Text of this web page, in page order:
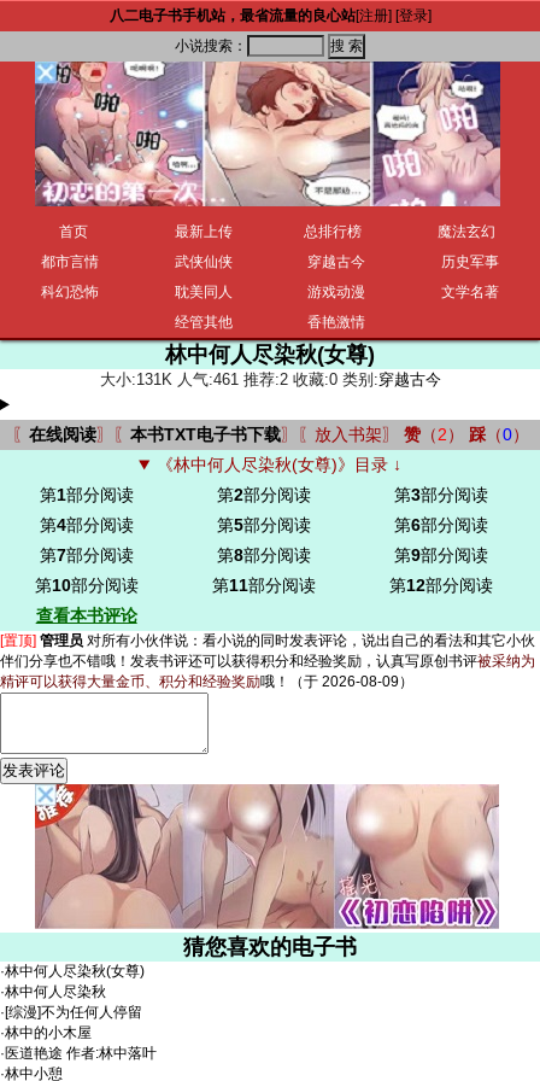
八二电子书手机站，最省流量的良心站[注册] [登录]
小说搜索：
首页 最新上传 总排行榜
魔法玄幻
都市言情
武侠仙侠 穿越古今
历史军事
科幻恐怖
耽美同人 游戏动漫
文学名著
经管其他
香艳激情
林中何人尽染秋(女尊)
大小:131K 人气:461 推荐:2 收藏:0 类别:穿越古今
〖 在线阅读〗〖 本书TXT电子书下载〗〖 放入书架〗 赞（2） 踩（0）
《林中何人尽染秋(女尊)》目录 ↓
第1部分阅读 第2部分阅读 第3部分阅读
第4部分阅读 第5部分阅读 第6部分阅读
第7部分阅读 第8部分阅读 第9部分阅读
第10部分阅读 第11部分阅读 第12部分阅读
查看本书评论
[置顶] 管理员 对所有小伙伴说： 看小说的同时发表评论，说出自己的看法和其它小伙
伴们分享也不错哦！发表书评还可以获得积分和经验奖励，认真写原创书评被采纳为
精评可以获得大量金币、积分和经验奖励哦！ （于 2026-08-09）
猜您喜欢的电子书
·林中何人尽染秋(女尊)
·林中何人尽染秋
·[综漫]不为任何人停留
·林中的小木屋
· 医道艳途 作者:林中落叶
·林中小憩